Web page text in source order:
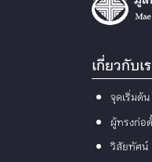
เกี่ยวกับเ
จุดเริ่มต้น
ผู้ทรงก่อ
วิสัยทัศน์